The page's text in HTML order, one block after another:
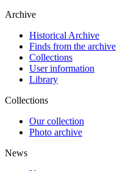
Archive
Historical Archive
Finds from the archive
Collections
User information
Library
Collections
Our collection
Photo archive
News